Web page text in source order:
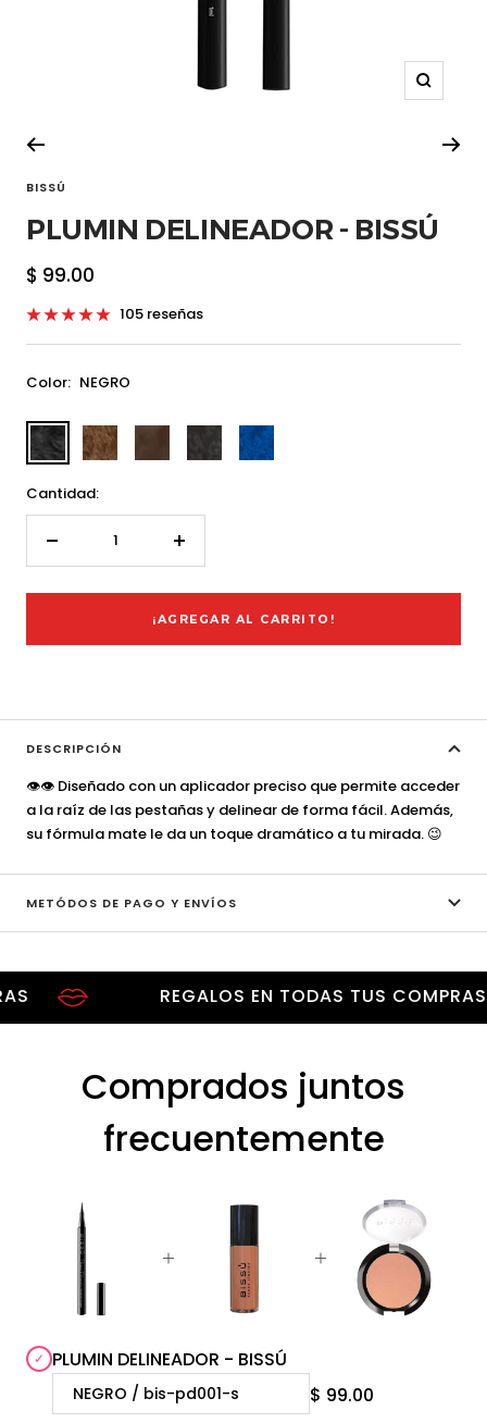
Zoom
BISSÚ
PLUMIN DELINEADOR - BISSÚ
Precio
de
venta
$ 99.00
105 reseñas
Color: NEGRO
bis-
pd001-
bis-
pd003-pd009-pd008-
bis-
pd002-
Cantidad:
Aumentar
¡AGREGAR AL CARRITO!
DESCRIPCIÓN
👁️👁️ Diseñado con un aplicador preciso que permite acceder
a la raíz de las pestañas y delinear de forma fácil. Además,
su fórmula mate le da un toque dramático a tu mirada. 😉
METÓDOS DE PAGO Y ENVÍOS
REGALOS EN TODAS TUS COMPRAS
Comprados juntos
frecuentemente
PLUMIN DELINEADOR - BISSÚ
$ 99.00